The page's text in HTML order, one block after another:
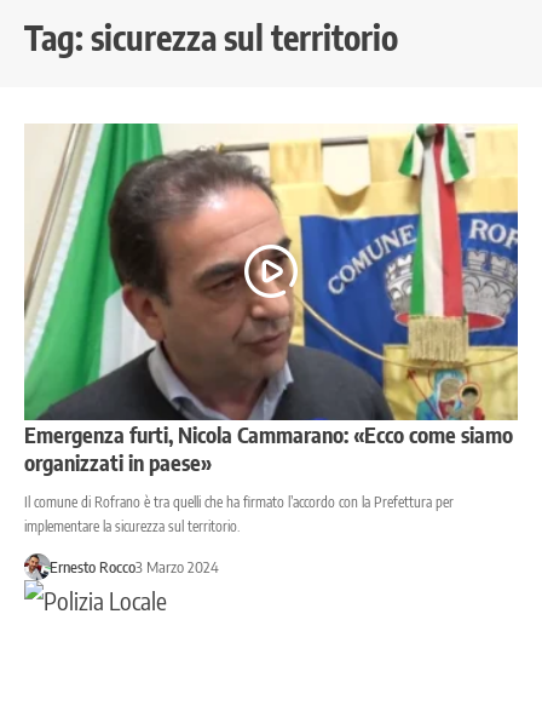
Tag: sicurezza sul territorio
Emergenza furti, Nicola Cammarano: «Ecco come siamo
organizzati in paese»
Il comune di Rofrano è tra quelli che ha firmato l’accordo con la Prefettura per
implementare la sicurezza sul territorio.
Ernesto Rocco3 Marzo 2024